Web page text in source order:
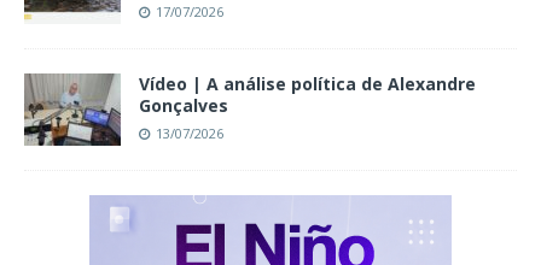
17/07/2026
Vídeo | A análise política de Alexandre
Gonçalves
13/07/2026